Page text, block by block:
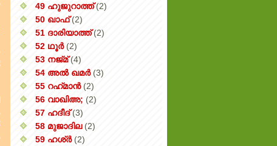
49 ഹുജുറാത്ത് (2)
50 ഖാഫ് (2)
51 ദാരിയാത്ത് (2)
52 ഥൂർ (2)
53 നജ്‌മ് (4)
54 അൽ ഖമർ (3)
55 റഹ്‌മാൻ (2)
56 വാഖിഅ; (2)
57 ഹദീദ് (3)
58 മുജാദില (2)
59 ഹശ്ർ (2)